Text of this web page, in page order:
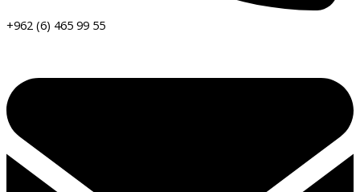
+962 (6) 465 99 55